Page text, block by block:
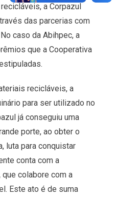
a Corpazul
das parcerias com
caso da Abihpec, a
que a Cooperativa
recicláveis, a
para ser utilizado no
já conseguiu uma
porte, ao obter o
luta para conquistar
conta com a
colabore com a
Este ato é de suma